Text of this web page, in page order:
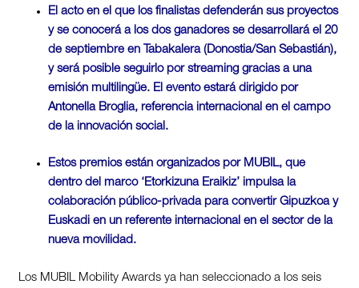
El acto en el que los finalistas defenderán sus proyectos
y se conocerá a los dos ganadores se desarrollará el 20
de septiembre en Tabakalera (Donostia/San Sebastián),
y será posible seguirlo por streaming gracias a una
emisión multilingüe. El evento estará dirigido por
Antonella Broglia, referencia internacional en el campo
de la innovación social.
Estos premios están organizados por MUBIL, que
dentro del marco ‘Etorkizuna Eraikiz’ impulsa la
colaboración público-privada para convertir Gipuzkoa y
Euskadi en un referente internacional en el sector de la
nueva movilidad.
Los MUBIL Mobility Awards ya han seleccionado a los seis